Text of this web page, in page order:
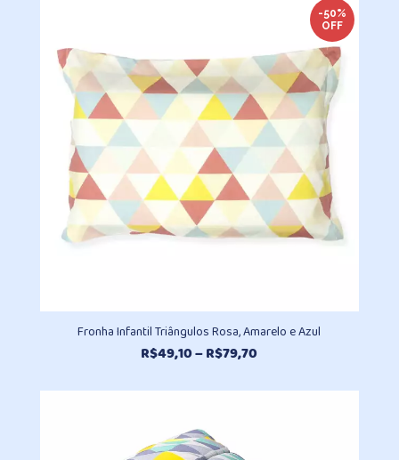
-50%
OFF
Fronha Infantil Triângulos Rosa, Amarelo e Azul
R$49,10–R$79,70
preço: